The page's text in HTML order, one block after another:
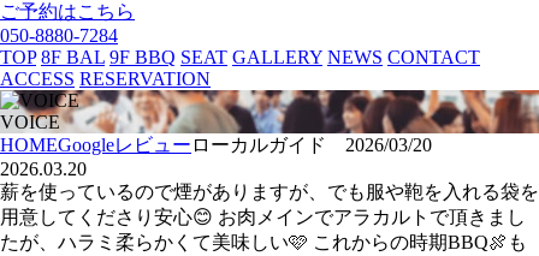
ご予約はこちら
050-8880-7284
TOP 8F BAL 9F BBQ SEAT GALLERY NEWS CONTACT
ACCESS RESERVATION
VOICE
HOMEGoogleレビュー ローカルガイド 2026/03/20
2026.03.20
薪を使っているので煙がありますが、でも服や鞄を入れる袋を
用意してくださり安心😊 お肉メインでアラカルトで頂きまし
たが、ハラミ柔らかくて美味しい🩷 これからの時期BBQ🍖も